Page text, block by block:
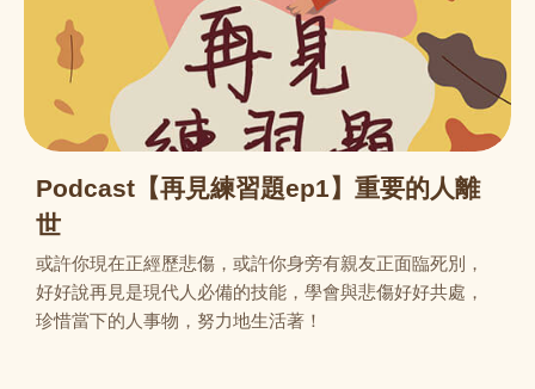
Podcast【再見練習題ep1】重要的人離
世
或許你現在正經歷悲傷，或許你身旁有親友正面臨死別，
好好說再見是現代人必備的技能，學會與悲傷好好共處，
珍惜當下的人事物，努力地生活著！